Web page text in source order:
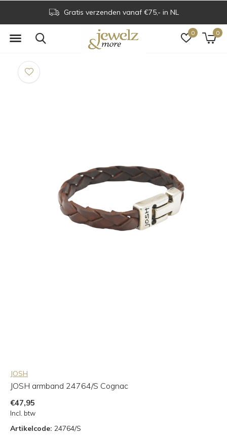
0 0
Gratis verzenden vanaf €75,- in NL
JOSH
JOSH armband 24764/S Cognac
€47,95
Incl. btw
Artikelcode: 24764/S